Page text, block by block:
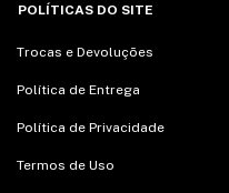
POLÍTICAS DO SITE
Trocas e Devoluções
Política de Entrega
Política de Privacidade
Termos de Uso